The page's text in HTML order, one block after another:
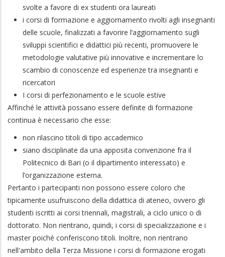
svolte a favore di ex studenti ora laureati
i corsi di formazione e aggiornamento rivolti agli insegnanti
delle scuole, finalizzati a favorire l’aggiornamento sugli
sviluppi scientifici e didattici più recenti, promuovere le
metodologie valutative più innovative e incrementare lo
scambio di conoscenze ed esperienze tra insegnanti e
ricercatori
I corsi di perfezionamento e le scuole estive
Affinché le attività possano essere definite di formazione
continua è necessario che esse:
non rilascino titoli di tipo accademico
siano disciplinate da una apposita convenzione fra il
Politecnico di Bari (o il dipartimento interessato) e
l’organizzazione esterna.
Pertanto i partecipanti non possono essere coloro che
tipicamente usufruiscono della didattica di ateneo, ovvero gli
studenti iscritti ai corsi triennali, magistrali, a ciclo unico o di
dottorato. Non rientrano, quindi, i corsi di specializzazione e i
master poiché conferiscono titoli. Inoltre, non rientrano
nell'ambito della Terza Missione i corsi di formazione erogati